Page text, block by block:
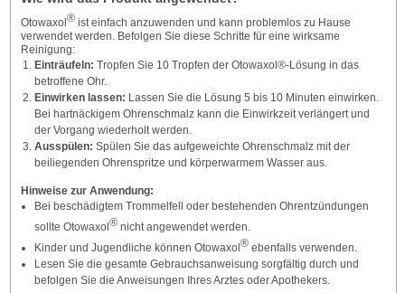
Otowaxol ®ist einfach anzuwenden und kann problemlos zu Hause
verwendet werden. Befolgen Sie diese Schritte für eine wirksame
Reinigung:
Einträufeln: Tropfen Sie 10 Tropfen der Otowaxol®-Lösung in das
betroffene Ohr.
Einwirken lassen: Lassen Sie die Lösung 5 bis 10 Minuten einwirken.
Bei hartnäckigem Ohrenschmalz kann die Einwirkzeit verlängert und
der Vorgang wiederholt werden.
Ausspülen: Spülen Sie das aufgeweichte Ohrenschmalz mit der
beiliegenden Ohrenspritze und körperwarmem Wasser aus.
Hinweise zur Anwendung:
Bei beschädigtem Trommelfell oder bestehenden Ohrentzündungen
sollte Otowaxol ®nicht angewendet werden.
Kinder und Jugendliche können Otowaxol ®ebenfalls verwenden.
Lesen Sie die gesamte Gebrauchsanweisung sorgfältig durch und
befolgen Sie die Anweisungen Ihres Arztes oder Apothekers.